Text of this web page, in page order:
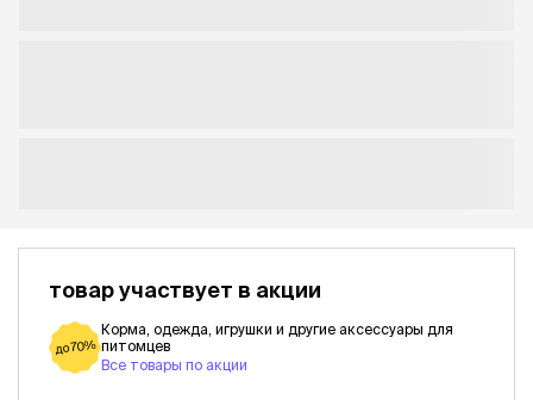
товар участвует в акции
до 70%
Корма, одежда, игрушки и другие аксессуары для
питомцев
Все товары по акции